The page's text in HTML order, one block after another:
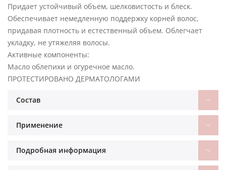
Придает устойчивый объем, шелковистость и блеск.
Обеспечивает немедленную поддержку корней волос,
придавая плотность и естественный объем. Облегчает
укладку, не утяжеляя волосы.
Активные компоненты:
Масло облепихи и огуречное масло.
ПРОТЕСТИРОВАНО ДЕРМАТОЛОГАМИ
Состав
Применение
Подробная информация